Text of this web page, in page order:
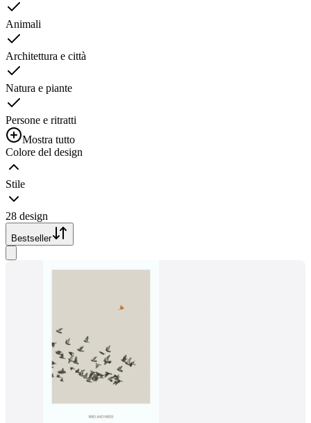
Animali
Architettura e città
Natura e piante
Persone e ritratti
Mostra tutto
Colore del design
Stile
28 design
Bestseller